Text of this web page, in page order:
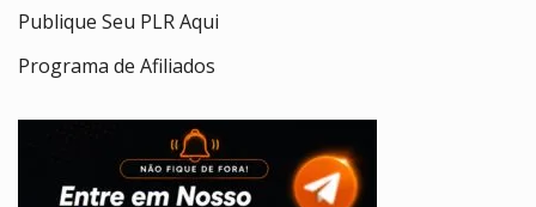
Publique Seu PLR Aqui
Programa de Afiliados